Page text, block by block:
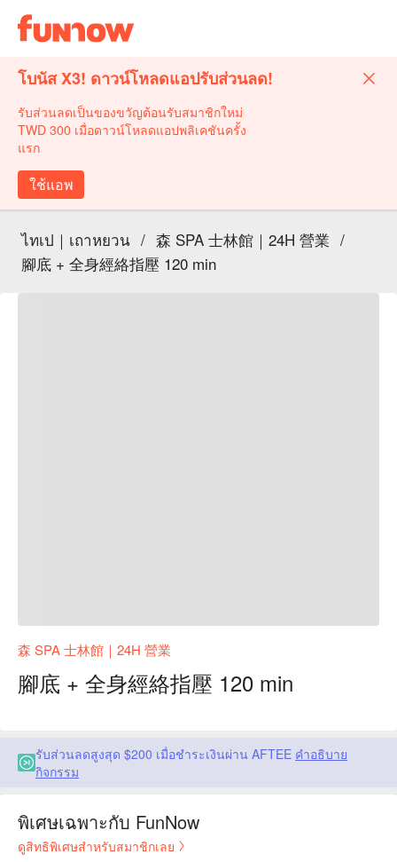
โบนัส X3! ดาวน์โหลดแอปรับส่วนลด!
รับส่วนลดเป็นของขวัญต้อนรับสมาชิกใหม่
TWD 300 เมื่อดาวน์โหลดแอปพลิเคชันครั้ง
แรก
ใช้แอพ
ไทเป｜เถาหยวน / 森 SPA 士林館｜24H 營業 /
腳底 + 全身經絡指壓 120 min
森 SPA 士林館｜24H 營業
腳底 + 全身經絡指壓 120 min
รับส่วนลดสูงสุด $200 เมื่อชำระเงินผ่าน AFTEE คำอธิบาย
กิจกรรม
พิเศษเฉพาะกับ FunNow
ดูสิทธิพิเศษสำหรับสมาชิกเลย